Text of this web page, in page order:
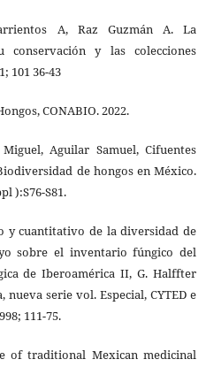
A, Raz Guzmán A. La
y las colecciones
101 36-43
CONABIO. 2022.
Aguilar Samuel, Cifuentes
de hongos en México.
):S76-S81.
y cuantitativo de la diversidad de
sobre el inventario fúngico del
de Iberoamérica II, G. Halffter
nueva serie vol. Especial, CYTED e
111-75.
of traditional Mexican medicinal